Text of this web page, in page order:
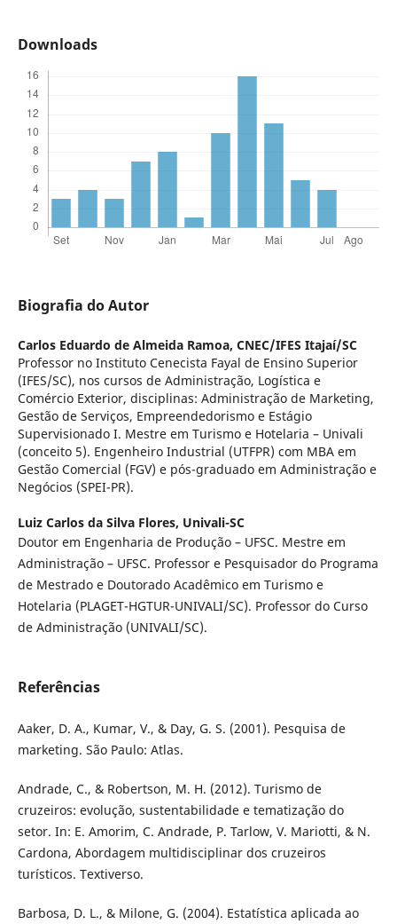
Downloads
Biografia do Autor
Carlos Eduardo de Almeida Ramoa, CNEC/IFES Itajaí/SC
Professor no Instituto Cenecista Fayal de Ensino Superior
(IFES/SC), nos cursos de Administração, Logística e
Comércio Exterior, disciplinas: Administração de Marketing,
Gestão de Serviços, Empreendedorismo e Estágio
Supervisionado I. Mestre em Turismo e Hotelaria – Univali
(conceito 5). Engenheiro Industrial (UTFPR) com MBA em
Gestão Comercial (FGV) e pós-graduado em Administração e
Negócios (SPEI-PR).
Luiz Carlos da Silva Flores, Univali-SC
Doutor em Engenharia de Produção – UFSC. Mestre em
Administração – UFSC. Professor e Pesquisador do Programa
de Mestrado e Doutorado Acadêmico em Turismo e
Hotelaria (PLAGET-HGTUR-UNIVALI/SC). Professor do Curso
de Administração (UNIVALI/SC).
Referências
Aaker, D. A., Kumar, V., & Day, G. S. (2001). Pesquisa de
marketing. São Paulo: Atlas.
Andrade, C., & Robertson, M. H. (2012). Turismo de
cruzeiros: evolução, sustentabilidade e tematização do
setor. In: E. Amorim, C. Andrade, P. Tarlow, V. Mariotti, & N.
Cardona, Abordagem multidisciplinar dos cruzeiros
turísticos. Textiverso.
Barbosa, D. L., & Milone, G. (2004). Estatística aplicada ao